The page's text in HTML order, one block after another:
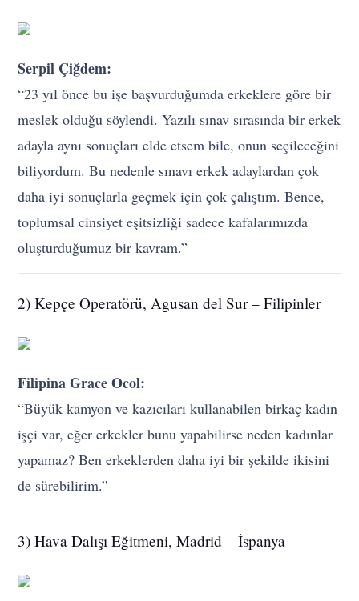
Serpil Çiğdem:
“23 yıl önce bu işe başvurduğumda erkeklere göre bir
meslek olduğu söylendi. Yazılı sınav sırasında bir erkek
adayla aynı sonuçları elde etsem bile, onun seçileceğini
biliyordum. Bu nedenle sınavı erkek adaylardan çok
daha iyi sonuçlarla geçmek için çok çalıştım. Bence,
toplumsal cinsiyet eşitsizliği sadece kafalarımızda
oluşturduğumuz bir kavram.”
2) Kepçe Operatörü, Agusan del Sur – Filipinler
Filipina Grace Ocol:
“Büyük kamyon ve kazıcıları kullanabilen birkaç kadın
işçi var, eğer erkekler bunu yapabilirse neden kadınlar
yapamaz? Ben erkeklerden daha iyi bir şekilde ikisini
de sürebilirim.”
3) Hava Dalışı Eğitmeni, Madrid – İspanya